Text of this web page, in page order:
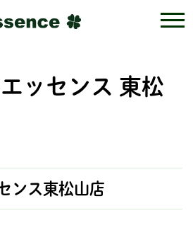
ッセンス 東松
ンス東松山店